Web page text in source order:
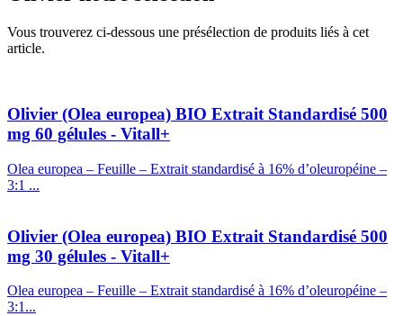
Vous trouverez ci-dessous une présélection de produits liés à cet
article.
Olivier (Olea europea) BIO Extrait Standardisé 500
mg 60 gélules - Vitall+
Olea europea – Feuille – Extrait standardisé à 16% d’oleuropéine –
3:1 ...
Olivier (Olea europea) BIO Extrait Standardisé 500
mg 30 gélules - Vitall+
Olea europea – Feuille – Extrait standardisé à 16% d’oleuropéine –
3:1...